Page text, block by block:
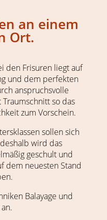
an einem
Ort.
den Frisuren liegt auf
und dem perfekten
anspruchsvolle
so das
zum Vorschein.
sollen sich
wird das
geschult und
dem neuesten Stand
Balayage und